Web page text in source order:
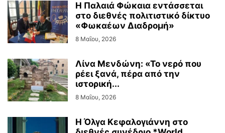
Η Παλαιά Φώκαια εντάσσεται
στο διεθνές πολιτιστικό δίκτυο
«Φωκαέων Διαδρομή»
8 Μαΐου, 2026
Λίνα Μενδώνη: «Το νερό που
ρέει ξανά, πέρα από την
ιστορική...
8 Μαΐου, 2026
Η Όλγα Κεφαλογιάννη στο